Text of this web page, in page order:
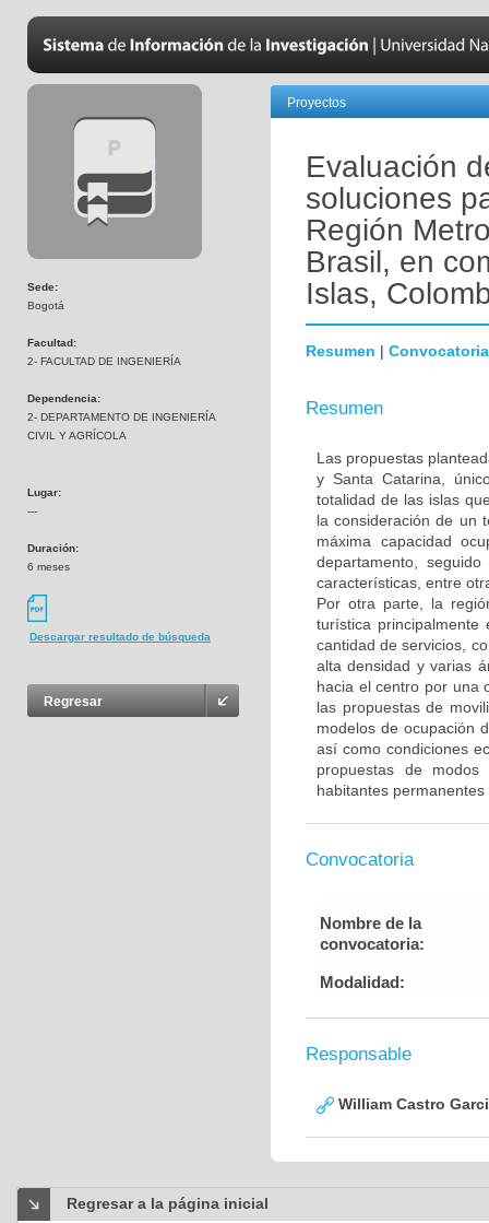
Sede:
Bogotá
Facultad:
2- FACULTAD DE INGENIERÍA
Dependencia:
2- DEPARTAMENTO DE INGENIERÍA
CIVIL Y AGRÍCOLA
Lugar:
---
Duración:
6 meses
Descargar resultado de búsqueda
Regresar
Proyectos
Evaluación
soluciones
Región
Brasil, en
Islas,
Resumen | Convocatoria
Resumen
Las propuestas
y Santa Catarina,
totalidad de las islas
la consideración de un
máxima capacidad
departamento,
características, entre
Por otra parte, la
turística
cantidad de servicios,
alta densidad y varias
hacia el centro por una
las propuestas de
modelos de ocupación
así como condiciones
propuestas de
habitantes permanentes
Convocatoria
Nombre de la
convocatoria:
Modalidad:
Responsable
William Castro
Regresar a la página inicial